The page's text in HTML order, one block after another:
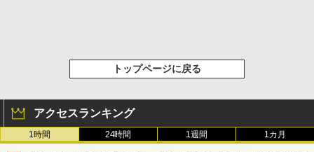
トップページに戻る
アクセスランキング
1時間 24時間 1週間 1カ月